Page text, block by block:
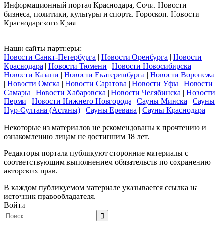
Информационный портал Краснодара, Сочи. Новости
бизнеса, политики, культуры и спорта. Гороскоп. Новости
Краснодарского Края.
Наши сайты партнеры:
Новости Санкт-Петербурга | Новости Оренбурга | Новости
Краснодара | Новости Тюмени | Новости Новосибирска |
Новости Казани | Новости Екатеринбурга | Новости Воронежа
| Новости Омска | Новости Саратова | Новости Уфы | Новости
Самары | Новости Хабаровска | Новости Челябинска | Новости
Перми | Новости Нижнего Новгорода | Сауны Минска | Сауны
Нур-Султана (Астаны) | Сауны Еревана | Сауны Краснодара
Некоторые из материалов не рекомендованы к прочтению и
ознакомлению лицам не достигшим 18 лет.
Редакторы портала публикуют сторонние материалы с
соответствующим выполнением обязательств по сохранению
авторских прав.
В каждом публикуемом материале указывается ссылка на
источник правообладателя.
Войти